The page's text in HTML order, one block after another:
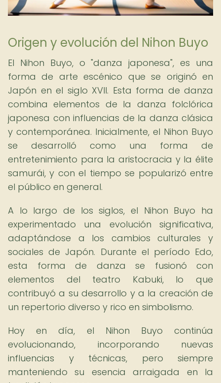
Origen y evolución del Nihon Buyo
El Nihon Buyo, o "danza japonesa", es una
forma de arte escénico que se originó en
Japón en el siglo XVII. Esta forma de danza
combina elementos de la danza folclórica
japonesa con influencias de la danza clásica
y contemporánea. Inicialmente, el Nihon Buyo
se desarrolló como una forma de
entretenimiento para la aristocracia y la élite
samurái, y con el tiempo se popularizó entre
el público en general.
A lo largo de los siglos, el Nihon Buyo ha
experimentado una evolución significativa,
adaptándose a los cambios culturales y
sociales de Japón. Durante el período Edo,
esta forma de danza se fusionó con
elementos del teatro Kabuki, lo que
contribuyó a su desarrollo y a la creación de
un repertorio diverso y rico en simbolismo.
Hoy en día, el Nihon Buyo continúa
evolucionando, incorporando nuevas
influencias y técnicas, pero siempre
manteniendo su esencia arraigada en la